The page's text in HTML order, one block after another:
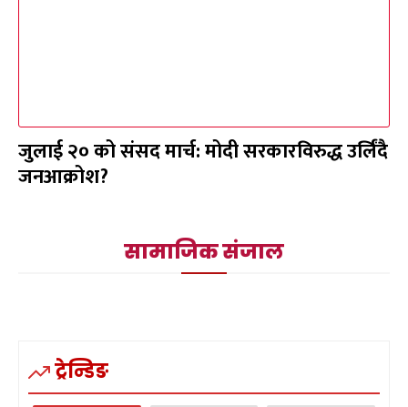
जुलाई २० को संसद मार्च: मोदी सरकारविरुद्ध उर्लिंदै
जनआक्रोश?
सामाजिक संजाल
ट्रेन्डिङ